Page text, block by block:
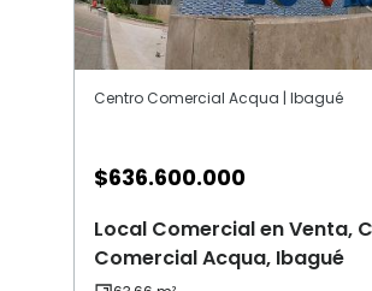
Centro Comercial Acqua | Ibagué
$636.600.000
Local Comercial en Venta,
Comercial Acqua, Ibagué